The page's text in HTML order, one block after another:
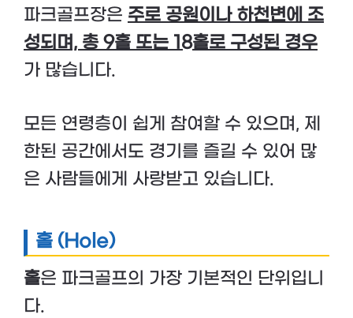
파크골프장은 주로 공원이나 하천변에 조
성되며, 총 9홀 또는 18홀로 구성된 경우
가 많습니다.
모든 연령층이 쉽게 참여할 수 있으며, 제
한된 공간에서도 경기를 즐길 수 있어 많
은 사람들에게 사랑받고 있습니다.
홀 (Hole)
홀은 파크골프의 가장 기본적인 단위입니
다.